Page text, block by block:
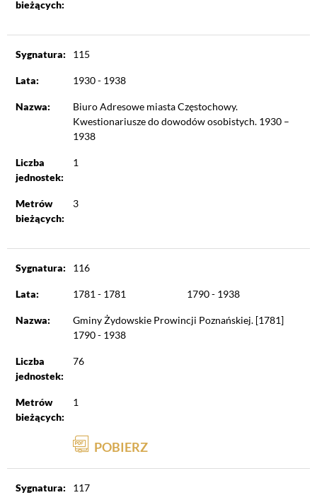
bieżących:
Sygnatura: 115
Lata: 1930 - 1938
Nazwa:
Biuro Adresowe miasta Częstochowy.
Kwestionariusze do dowodów osobistych. 1930 –
1938
Liczba
jednostek:
1
Metrów
bieżących:
3
Sygnatura: 116
Lata: 1781 - 1781 1790 - 1938
Nazwa:
Gminy Żydowskie Prowincji Poznańskiej. [1781]
1790 - 1938
Liczba
jednostek:
76
Metrów
bieżących:
1
POBIERZ
Sygnatura: 117